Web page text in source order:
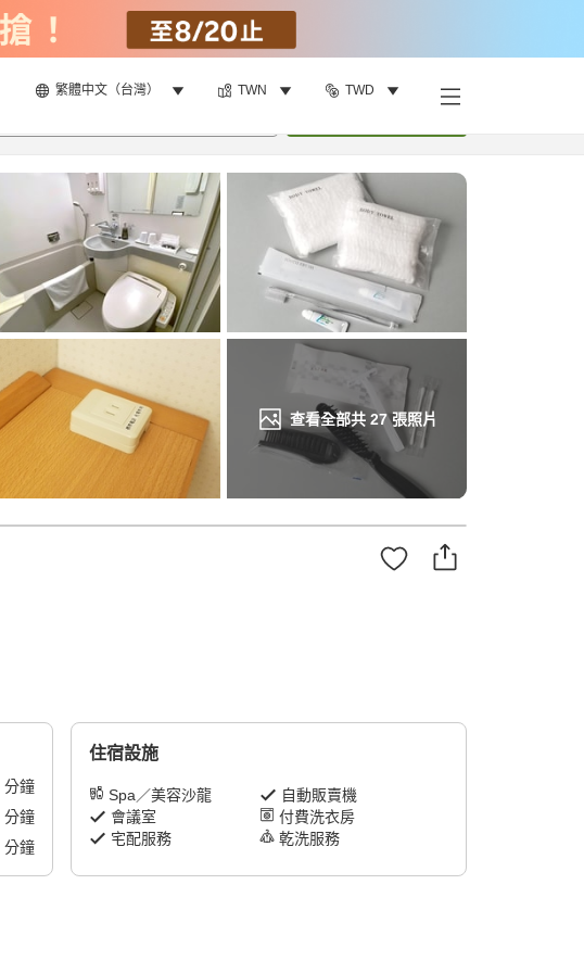
繁體中文（台灣） TWN TWD
查看全部共 27張照片
分鐘
分鐘
分鐘
住宿設施
Spa／美容沙龍
自動販賣機
會議室
付費洗衣房
宅配服務
乾洗服務